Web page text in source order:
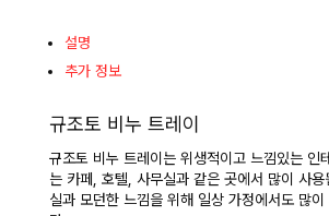
설명
추가 정보
규조토 비누 트레이
규조토 비누 트레이는 위생적이고 느낌있는 인
는 카페, 호텔, 사무실과 같은 곳에서 많이 사
실과 모던한 느낌을 위해 일상 가정에서도 많이